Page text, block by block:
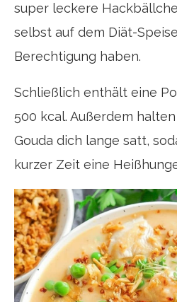
super leckere
selbst auf dem Diät-
Berechtigung haben.
Schließlich enthält eine
500 kcal. Außerdem
Gouda dich lange satt,
kurzer Zeit eine